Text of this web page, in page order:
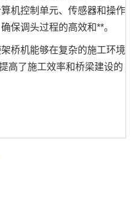
机控制单元、传感器和操作
保调头过程的高效和**。
机能够在复杂的施工环境
高了施工效率和桥梁建设的